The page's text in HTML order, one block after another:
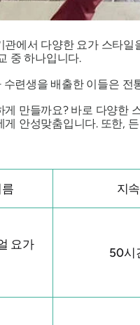
관에서 다양한 요가 스타
중 하나입니다.
련생을 배출한 이들은
게 만들까요? 바로 다양한
게 안성맞춤입니다. 또한,
지속
요가
50시